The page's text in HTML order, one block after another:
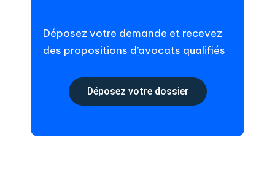
Déposez votre demande et recevez
des propositions d’avocats qualifiés
Déposez votre dossier